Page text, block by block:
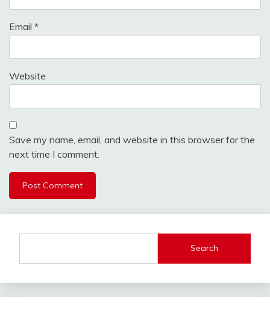
Email *
Website
Save my name, email, and website in this browser for the
next time I comment.
Search